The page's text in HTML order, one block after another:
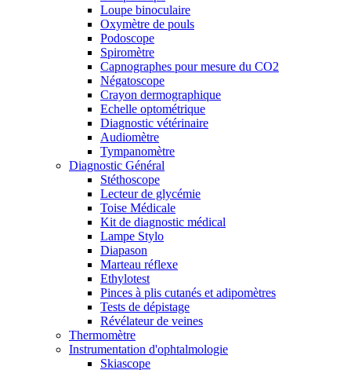
Loupe binoculaire
Oxymètre de pouls
Podoscope
Spiromètre
Capnographes pour mesure du CO2
Négatoscope
Crayon dermographique
Echelle optométrique
Diagnostic vétérinaire
Audiomètre
Tympanomètre
Diagnostic Général
Stéthoscope
Lecteur de glycémie
Toise Médicale
Kit de diagnostic médical
Lampe Stylo
Diapason
Marteau réflexe
Ethylotest
Pinces à plis cutanés et adipomètres
Tests de dépistage
Révélateur de veines
Thermomètre
Instrumentation d'ophtalmologie
Skiascope